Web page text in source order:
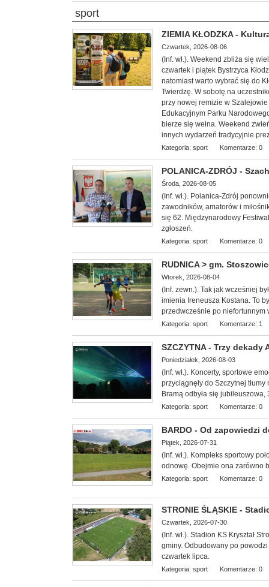
sport
ZIEMIA KŁODZKA -
Czwartek, 2026-08-06
(Inf. wł.). Weekend zbliża się
czwartek i piątek Bystrzyca
natomiast warto wybrać się do
Twierdzę. W sobotę na
przy nowej remizie w
Edukacyjnym Parku
bierze się wełna. Weekend
innych wydarzeń tradycyjnie
Kategoria: sport Komentarze: 0
POLANICA-ZDRÓJ -
Środa, 2026-08-05
(Inf. wł.). Polanica-Zdrój
zawodników, amatorów i
się 62. Międzynarodowy
zgłoszeń.
Kategoria: sport Komentarze: 0
RUDNICA > gm.
Wtorek, 2026-08-04
(Inf. zewn.). Tak jak wcześniej
imienia Ireneusza Kostana. To
przedwcześnie po niefortunnym
Kategoria: sport Komentarze: 1
SZCZYTNA - Trzy dekady
Poniedziałek, 2026-08-03
(Inf. wł.). Koncerty, sportowe
przyciągnęły do Szczytnej
Bramą odbyła się
Kategoria: sport Komentarze: 0
BARDO - Od zapowiedzi
Piątek, 2026-07-31
(Inf. wł.). Kompleks sportowy
odnowę. Obejmie ona zarówno
Kategoria: sport Komentarze: 0
STRONIE ŚLĄSKIE -
Czwartek, 2026-07-30
(Inf. wł.). Stadion KS Kryształ
gminy. Odbudowany po
czwartek lipca.
Kategoria: sport Komentarze: 0